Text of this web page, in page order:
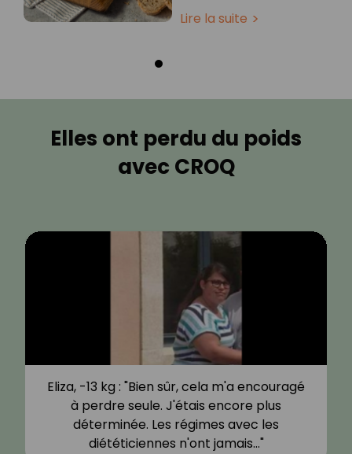
Lire la suite
Elles ont perdu du poids
avec CROQ
Eliza, -13 kg : "Bien sûr, cela m'a encouragé
à perdre seule. J'étais encore plus
déterminée. Les régimes avec les
diététiciennes n'ont jamais…"